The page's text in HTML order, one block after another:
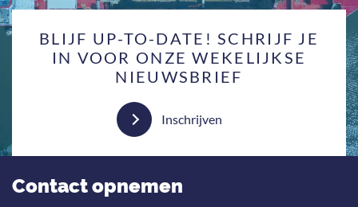
BLIJF UP-TO-DATE! SCHRIJF JE
IN VOOR ONZE WEKELIJKSE
NIEUWSBRIEF
Inschrijven
Contact opnemen